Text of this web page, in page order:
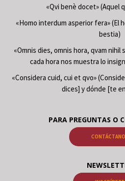
«Qvi benè docet» (Aquel
«Homo interdum asperior fera» (El
bestia)
«Omnis dies, omnis hora, qvam nihil
cada hora nos muestra lo
«Considera cuid, cui et qvo»
dices] y dónde [te
PARA PREGUNTAS O